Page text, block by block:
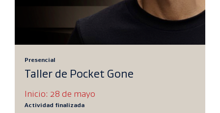
Presencial
Taller de Pocket Gone
Inicio: 28 de mayo
Actividad finalizada